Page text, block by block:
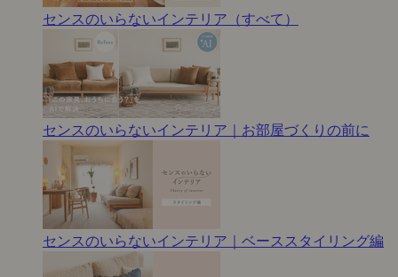
センスのいらないインテリア（すべて）
センスのいらないインテリア｜お部屋づくりの前に
センスのいらないインテリア｜ベーススタイリング編